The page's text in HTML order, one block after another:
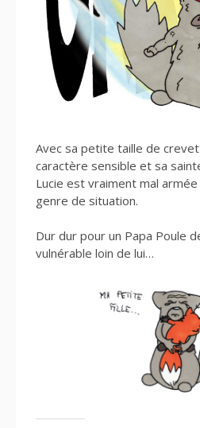
Avec sa petite taille de
caractère sensible et sa
Lucie est vraiment mal
genre de situation.
Dur dur pour un Papa Poule
vulnérable loin de lui…